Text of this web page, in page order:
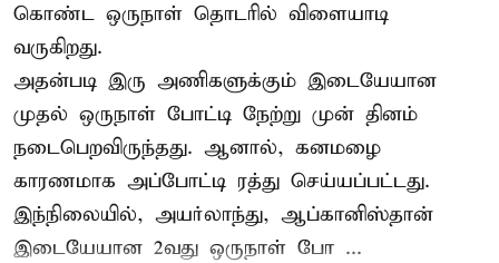
கொண்ட ஒருநாள் தொடரில் விளையாடி
வருகிறது.
அதன்படி இரு அணிகளுக்கும் இடையேயான
முதல் ஒருநாள் போட்டி நேற்று முன் தினம்
நடைபெறவிருந்தது. ஆனால், கனமழை
காரணமாக அப்போட்டி ரத்து செய்யப்பட்டது.
இந்நிலையில், அயர்லாந்து, ஆப்கானிஸ்தான்
இடையேயான 2வது ஒருநாள் போ ...